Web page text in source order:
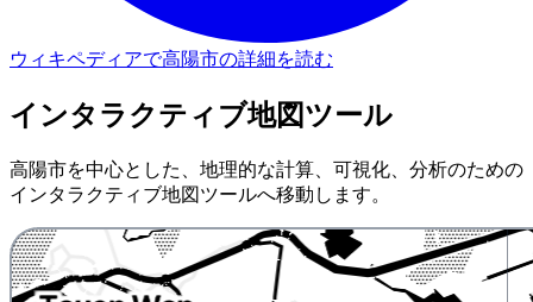
ウィキペディアで高陽市の詳細を読む
インタラクティブ地図ツール
高陽市を中心とした、地理的な計算、可視化、分析のための
インタラクティブ地図ツールへ移動します。